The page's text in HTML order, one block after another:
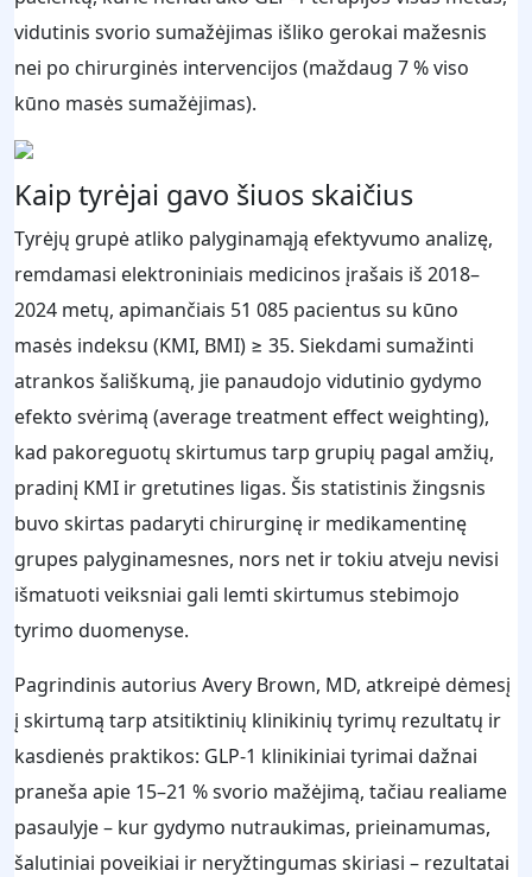
vidutinis svorio sumažėjimas išliko gerokai mažesnis
nei po chirurginės intervencijos (maždaug 7 % viso
kūno masės sumažėjimas).
Kaip tyrėjai gavo šiuos skaičius
Tyrėjų grupė atliko palyginamąją efektyvumo analizę,
remdamasi elektroniniais medicinos įrašais iš 2018–
2024 metų, apimančiais 51 085 pacientus su kūno
masės indeksu (KMI, BMI) ≥ 35. Siekdami sumažinti
atrankos šališkumą, jie panaudojo vidutinio gydymo
efekto svėrimą (average treatment effect weighting),
kad pakoreguotų skirtumus tarp grupių pagal amžių,
pradinį KMI ir gretutines ligas. Šis statistinis žingsnis
buvo skirtas padaryti chirurginę ir medikamentinę
grupes palyginamesnes, nors net ir tokiu atveju nevisi
išmatuoti veiksniai gali lemti skirtumus stebimojo
tyrimo duomenyse.
Pagrindinis autorius Avery Brown, MD, atkreipė dėmesį
į skirtumą tarp atsitiktinių klinikinių tyrimų rezultatų ir
kasdienės praktikos: GLP‑1 klinikiniai tyrimai dažnai
praneša apie 15–21 % svorio mažėjimą, tačiau realiame
pasaulyje – kur gydymo nutraukimas, prieinamumas,
šalutiniai poveikiai ir neryžtingumas skiriasi – rezultatai